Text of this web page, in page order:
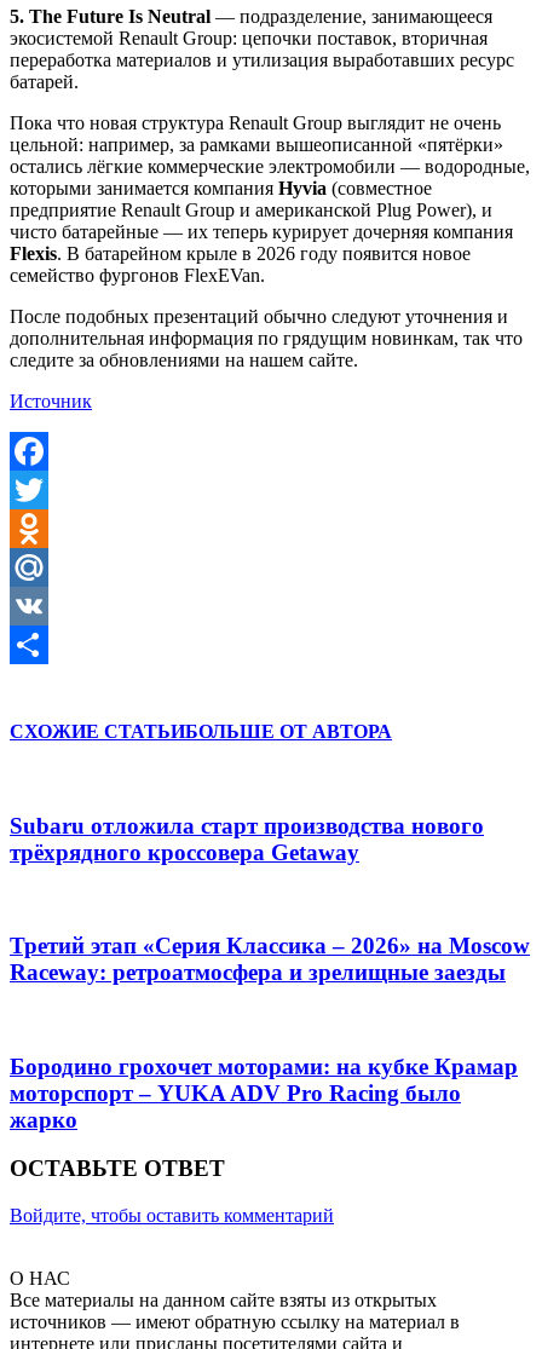
5. The Future Is Neutral — подразделение, занимающееся
экосистемой Renault Group: цепочки поставок, вторичная
переработка материалов и утилизация выработавших ресурс
батарей.
Пока что новая структура Renault Group выглядит не очень
цельной: например, за рамками вышеописанной «пятёрки»
остались лёгкие коммерческие электромобили — водородные,
которыми занимается компания Hyvia (совместное
предприятие Renault Group и американской Plug Power), и
чисто батарейные — их теперь курирует дочерняя компания
Flexis. В батарейном крыле в 2026 году появится новое
семейство фургонов FlexEVan.
После подобных презентаций обычно следуют уточнения и
дополнительная информация по грядущим новинкам, так что
следите за обновлениями на нашем сайте.
Источник
Facebook
Twitter
Odnoklassniki
Mail.Ru
VK
СХОЖИЕ СТАТЬИБОЛЬШЕ ОТ АВТОРА
Subaru отложила старт производства нового
трёхрядного кроссовера Getaway
Третий этап «Серия Классика – 2026» на Moscow
Raceway: ретроатмосфера и зрелищные заезды
Бородино грохочет моторами: на кубке Крамар
моторспорт – YUKA ADV Pro Racing было
жарко
ОСТАВЬТЕ ОТВЕТ
Войдите, чтобы оставить комментарий
О НАС
Все материалы на данном сайте взяты из открытых
источников — имеют обратную ссылку на материал в
интернете или присланы посетителями сайта и